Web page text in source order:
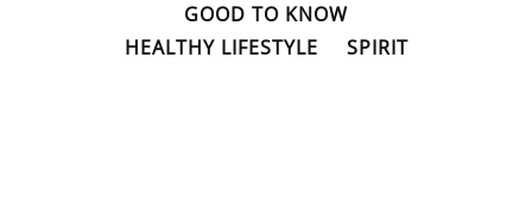
GOOD TO KNOW
HEALTHY LIFESTYLE
SPIRIT